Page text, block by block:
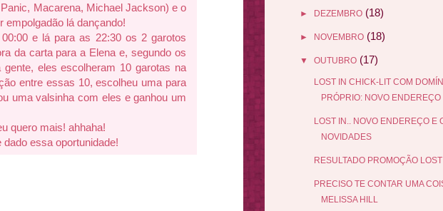
Macarena, Michael Jackson) e o
empolgadão lá dançando!
e lá para as 22:30 os 2 garotos
da carta para a Elena e, segundo os
eles escolheram 10 garotas na
entre essas 10, escolheu uma para
uma valsinha com eles e ganhou um
quero mais! ahhaha!
essa oportunidade!
► DEZEMBRO (18)
► NOVEMBRO (18)
▼ OUTUBRO (17)
LOST IN CHICK-LIT COM
PRÓPRIO: NOVO ENDEREÇO
LOST IN.. NOVO ENDEREÇO E
NOVIDADES
RESULTADO PROMOÇÃO
PRECISO TE CONTAR UMA
MELISSA HILL